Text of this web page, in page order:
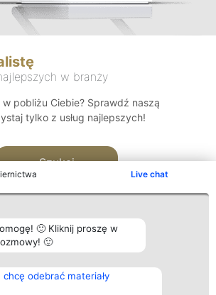
Live chat
🙂 Kliknij proszę w
🙂
odebrać materiały
w branży
pobliżu Ciebie? Sprawdź naszą
tylko z usług najlepszych!
Szukaj
Plebiscyt
Laureaci
Kontakt
Kontakt